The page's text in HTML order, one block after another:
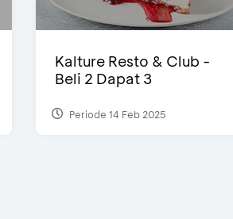
Kalture Resto & Club -
Beli 2 Dapat 3
Periode 14 Feb 2025